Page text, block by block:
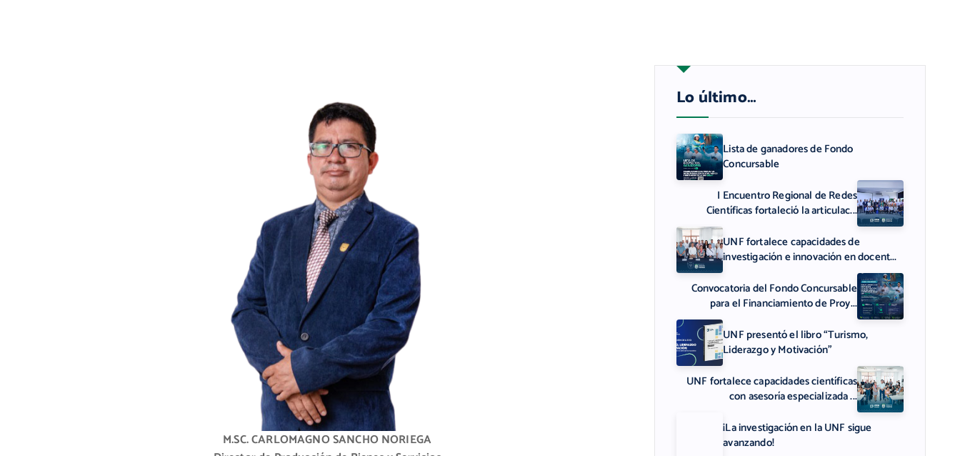
M.SC. CARLOMAGNO SANCHO NORIEGA
Lo último…
Lista de ganadores de Fondo
Concursable
I Encuentro Regional de Redes
Científicas fortaleció la articulac...
UNF fortalece capacidades de
investigación e innovación en docent...
Convocatoria del Fondo Concursable
para el Financiamiento de Proy...
UNF presentó el libro “Turismo,
Liderazgo y Motivación”
UNF fortalece capacidades científicas
con asesoría especializada ...
¡La investigación en la UNF sigue
avanzando!